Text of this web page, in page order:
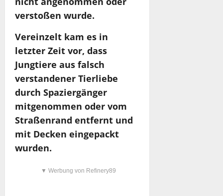
verstoßen wurde.
Vereinzelt kam es in
letzter Zeit vor, dass
Jungtiere aus falsch
verstandener Tierliebe
durch Spaziergänger
mitgenommen oder vom
Straßenrand entfernt und
mit Decken eingepackt
wurden.
▼ Werbung von Refinery89